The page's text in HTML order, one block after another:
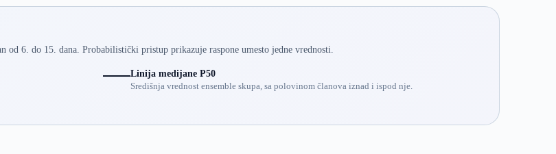
6. do 15. dana. Probabilistički pristup prikazuje raspone umesto jedne vrednosti.
Linija medijane P50
Središnja vrednost ensemble skupa, sa polovinom članova iznad i ispod nje.